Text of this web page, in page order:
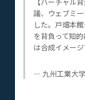
議、ウェブミ
した。戸畑本
を背負って知
は合成イメー
— 九州工業大